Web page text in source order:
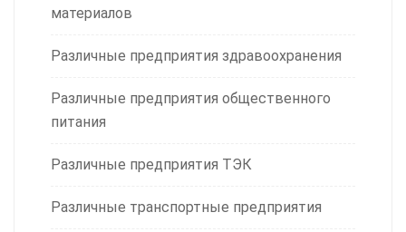
материалов
Различные предприятия здравоохранения
Различные предприятия общественного
питания
Различные предприятия ТЭК
Различные транспортные предприятия